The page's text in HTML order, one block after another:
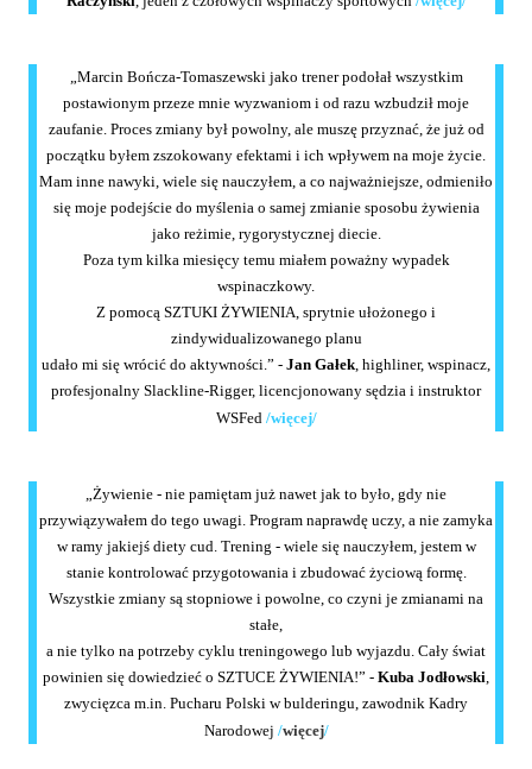
„Marcin Bończa-Tomaszewski jako trener podołał wszystkim
postawionym przeze mnie wyzwaniom i od razu wzbudził moje
zaufanie. Proces zmiany był powolny, ale muszę przyznać, że już od
początku byłem zszokowany efektami i ich wpływem na moje życie.
Mam inne nawyki, wiele się nauczyłem, a co najważniejsze, odmieniło
się moje podejście do myślenia o samej zmianie sposobu żywienia
jako reżimie, rygorystycznej diecie.
Poza tym kilka miesięcy temu miałem poważny wypadek
wspinaczkowy.
Z pomocą SZTUKI ŻYWIENIA, sprytnie ułożonego i
zindywidualizowanego planu
udało mi się wrócić do aktywności.” - Jan Gałek, highliner, wspinacz,
profesjonalny Slackline-Rigger, licencjonowany sędzia i instruktor
WSFed /więcej/
„Żywienie - nie pamiętam już nawet jak to było, gdy nie
przywiązywałem do tego uwagi. Program naprawdę uczy, a nie zamyka
w ramy jakiejś diety cud. Trening - wiele się nauczyłem, jestem w
stanie kontrolować przygotowania i zbudować życiową formę.
Wszystkie zmiany są stopniowe i powolne, co czyni je zmianami na
stałe,
a nie tylko na potrzeby cyklu treningowego lub wyjazdu. Cały świat
powinien się dowiedzieć o SZTUCE ŻYWIENIA!” - Kuba Jodłowski,
zwycięzca m.in. Pucharu Polski w bulderingu, zawodnik Kadry
Narodowej /więcej/